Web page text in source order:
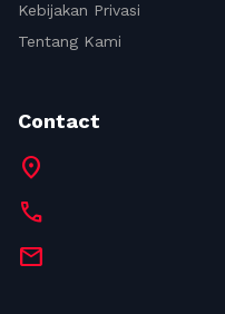
Kebijakan Privasi
Tentang Kami
Contact
location_on
call
mail